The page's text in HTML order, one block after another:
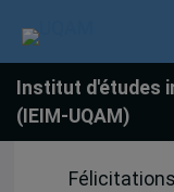
Institut d'études
(IEIM-UQAM)
Félicitations